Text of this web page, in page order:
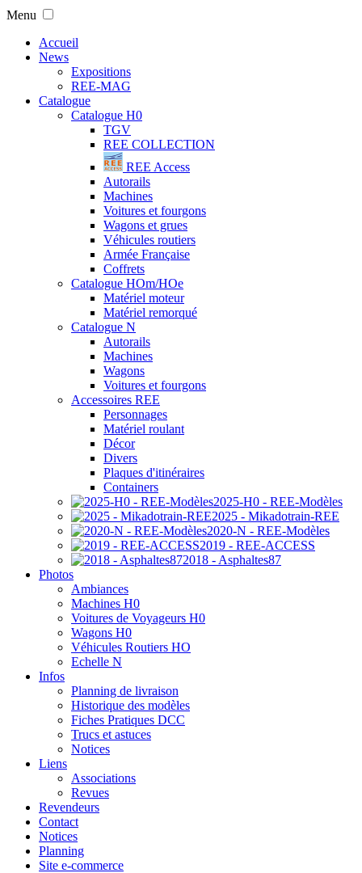
Menu
Accueil
News
Expositions
REE-MAG
Catalogue
Catalogue H0
TGV
REE COLLECTION
REE Access
Autorails
Machines
Voitures et fourgons
Wagons et grues
Véhicules routiers
Armée Française
Coffrets
Catalogue HOm/HOe
Matériel moteur
Matériel remorqué
Catalogue N
Autorails
Machines
Wagons
Voitures et fourgons
Accessoires REE
Personnages
Matériel roulant
Décor
Divers
Plaques d'itinéraires
Containers
2025-H0 - REE-Modèles
2025 - Mikadotrain-REE
2020-N - REE-Modèles
2019 - REE-ACCESS
2018 - Asphaltes87
Photos
Ambiances
Machines H0
Voitures de Voyageurs H0
Wagons H0
Véhicules Routiers HO
Echelle N
Infos
Planning de livraison
Historique des modèles
Fiches Pratiques DCC
Trucs et astuces
Notices
Liens
Associations
Revues
Revendeurs
Contact
Notices
Planning
Site e-commerce